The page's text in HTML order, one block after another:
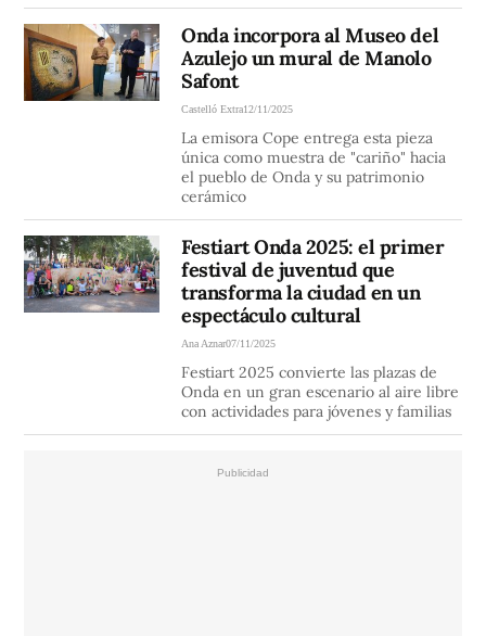
Onda incorpora al Museo del
Azulejo un mural de Manolo
Safont
Castelló Extra12/11/2025
La emisora Cope entrega esta pieza
única como muestra de "cariño" hacia
el pueblo de Onda y su patrimonio
cerámico
Festiart Onda 2025: el primer
festival de juventud que
transforma la ciudad en un
espectáculo cultural
Ana Aznar07/11/2025
Festiart 2025 convierte las plazas de
Onda en un gran escenario al aire libre
con actividades para jóvenes y familias